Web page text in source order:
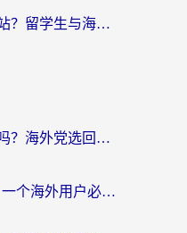
在国外如何打开中国网站？留学生与海外华人的无缝访问指南
雷霆加速下载免费靠谱吗？海外党选回国加速器的避坑指南（附热门工具对比）
NordVPN 回国能用吗？一个海外用户必须面对的真实困境